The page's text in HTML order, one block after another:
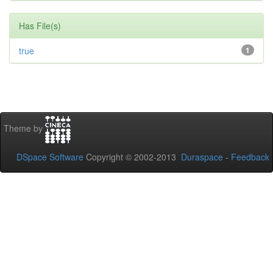
Has File(s)
1
true
Theme by
DSpace Software Copyright © 2002-2013 Duraspace - Feedback